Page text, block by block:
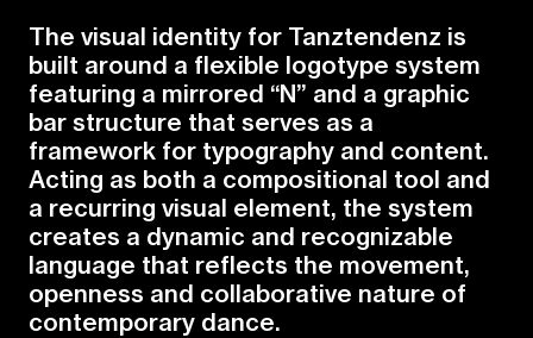
The visual identity for Tanztendenz is
built around a fexible logotype system
featuring a mirrored “N” and a graphic
bar structure that serves as a
framework for typography and content.
Acting as both a compositional tool and
a recurring visual element, the system
creates a dynamic and recognizable
language that refects the movement,
openness and collaborative nature of
contemporary dance.